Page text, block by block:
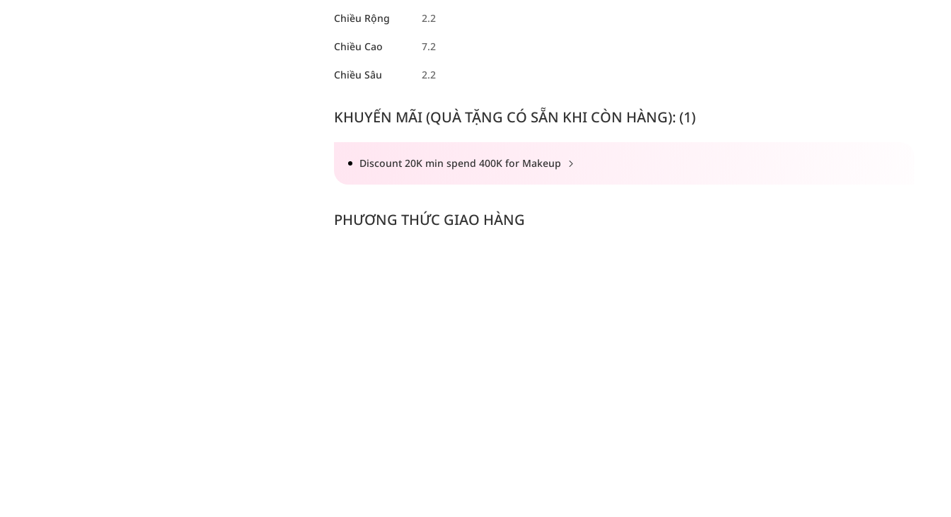
Chiều Rộng 2.2
Chiều Cao 7.2
Chiều Sâu 2.2
KHUYẾN MÃI (QUÀ TẶNG CÓ SẴN KHI CÒN HÀNG): (1)
Discount 20K min spend 400K for Makeup
PHƯƠNG THỨC GIAO HÀNG